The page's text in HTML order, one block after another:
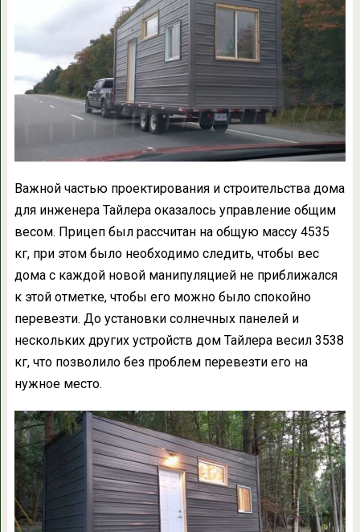
Важной частью проектирования и строительства дома
для инженера Тайлера оказалось управление общим
весом. Прицеп был рассчитан на общую массу 4535
кг, при этом было необходимо следить, чтобы вес
дома с каждой новой манипуляцией не приближался
к этой отметке, чтобы его можно было спокойно
перевезти. До установки солнечных панелей и
нескольких других устройств дом Тайлера весил 3538
кг, что позволило без проблем перевезти его на
нужное место.